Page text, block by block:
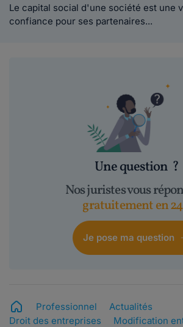
Le capital social d'une société est une
confiance pour ses partenaires...
Une question ?
Nos juristes vous
gratuitement en
Je pose ma question
Professionnel
Actualités
Droit des entreprises
Modification